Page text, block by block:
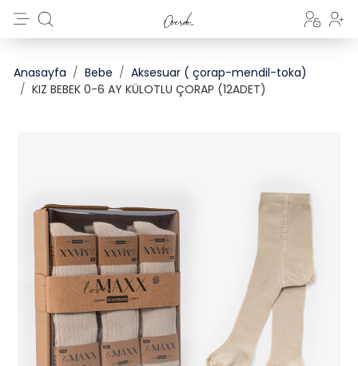
Anasayfa Bebe
Aksesuar ( çorap-mendil-toka)
KIZ BEBEK 0-6 AY KÜLOTLU ÇORAP (12ADET)